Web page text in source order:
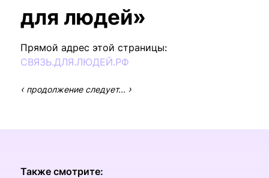
для людей»
Прямой адрес этой страницы:
СВЯЗЬ.ДЛЯ.ЛЮДЕЙ.РФ
‹ продолжение следует... ›
Также смотрите: